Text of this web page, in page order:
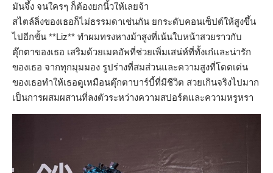
มันจึ้ง จนใครๆ ก็ต้องยกนิ้วให้เลยจ้า
สไตล์ลิ่งของเธอก็ไม่ธรรมดาเช่นกัน ยกระดับคอนเซ็ปต์ให้สูงขึ้น
ไปอีกขั้น **Liz** ทำผมทรงหางม้าสูงที่เน้นใบหน้าสวยราวกับ
ตุ๊กตาของเธอ เสริมด้วยเมคอัพที่ช่วยเพิ่มเสน่ห์ที่ทั้งเก๋และน่ารัก
ของเธอ จากทุกมุมมอง รูปร่างที่สมส่วนและความสูงที่โดดเด่น
ของเธอทำให้เธอดูเหมือนตุ๊กตาบาร์บี้ที่มีชีวิต สวยเกินจริงไปมาก
เป็นการผสมผสานที่ลงตัวระหว่างความสปอร์ตและความหรูหรา